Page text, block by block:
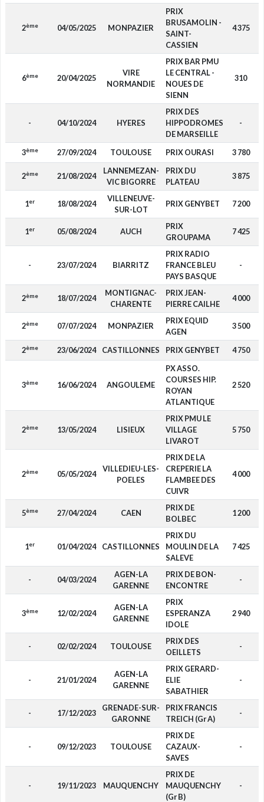
2ème 04/05/2025 MONPAZIER
PRIX
BRUSAMOLIN -
SAINT-
CASSIEN
4 375
6ème 20/04/2025
VIRE
NORMANDIE
PRIX BAR PMU
LE CENTRAL -
NOUES DE
SIENN
310
- 04/10/2024 HYERES
PRIX DES
HIPPODROMES
DE MARSEILLE
-
3ème 27/09/2024 TOULOUSE PRIX OURASI 3 780
2ème 21/08/2024
LANNEMEZAN-
VIC BIGORRE
PRIX DU
PLATEAU
3 875
1er 18/08/2024
VILLENEUVE-
SUR-LOT
PRIX GENYBET 7 200
1er 05/08/2024 AUCH
PRIX
GROUPAMA
7 425
- 23/07/2024 BIARRITZ
PRIX RADIO
FRANCE BLEU
PAYS BASQUE
-
2ème 18/07/2024
MONTIGNAC-
CHARENTE
PRIX JEAN-
PIERRE CAILHE
4 000
2ème 07/07/2024 MONPAZIER
PRIX EQUID
AGEN
3 500
2ème 23/06/2024 CASTILLONNES PRIX GENYBET 4 750
3ème 16/06/2024 ANGOULEME
PX ASSO.
COURSES HIP.
ROYAN
ATLANTIQUE
2 520
2ème 13/05/2024 LISIEUX
PRIX PMU LE
VILLAGE
LIVAROT
5 750
2ème 05/05/2024
VILLEDIEU-LES-
POELES
PRIX DE LA
CREPERIE LA
FLAMBEE DES
CUIVR
4 000
5ème 27/04/2024 CAEN
PRIX DE
BOLBEC
1 200
1er 01/04/2024 CASTILLONNES
PRIX DU
MOULIN DE LA
SALEVE
7 425
- 04/03/2024
AGEN-LA
GARENNE
PRIX DE BON-
ENCONTRE
-
3ème 12/02/2024
AGEN-LA
GARENNE
PRIX
ESPERANZA
IDOLE
2 940
- 02/02/2024 TOULOUSE
PRIX DES
OEILLETS
-
- 21/01/2024
AGEN-LA
GARENNE
PRIX GERARD-
ELIE
SABATHIER
-
- 17/12/2023
GRENADE-SUR-
GARONNE
PRIX FRANCIS
TREICH (Gr A)
-
- 09/12/2023 TOULOUSE
PRIX DE
CAZAUX-
SAVES
-
- 19/11/2023 MAUQUENCHY
PRIX DE
MAUQUENCHY
(Gr B)
-